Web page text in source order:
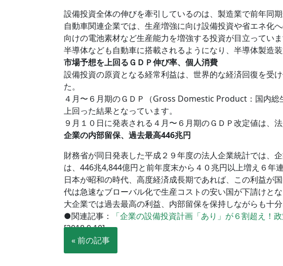
設備投資全体の伸びを牽引しているのは、製造業で前年同
自動車関連企業では、生産増強に向け設備投資や省エネ化
向けの電池素材など生産能力を増強する投資が目立っていま
半導体なども自動車に搭載されるようになり、半導体製造
市場予想を上回るＧＤＰ伸び率、個人消費
設備投資の原資となる経常利益は、世界的な経済回復を受
た。
４月〜６月期のＧＤＰ（Gross Domestic Product：国内総
上回った結果となっています。
９月１０日に発表される４月〜６月期のＧＤＰ改定値は、
企業の内部留保、過去最高446兆円
財務省が同日発表した平成２９年度の法人企業統計では、
は、446兆4,844億円と前年度末から４０兆円以上増え６年
日本が昭和の時代、高度経済成長期であれば、この利益が
代は急速なブローバル化で生産コストの安い国が下請けと
大企業では過去最高の利益、内部留保を保持しながらも十
●関連記事：
「企業の設備投資計画「あり」が６割超え！
[2018.9.10]
« 前の記事